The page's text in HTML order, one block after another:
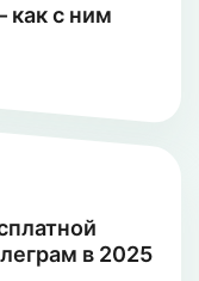
как с ним
в 2025